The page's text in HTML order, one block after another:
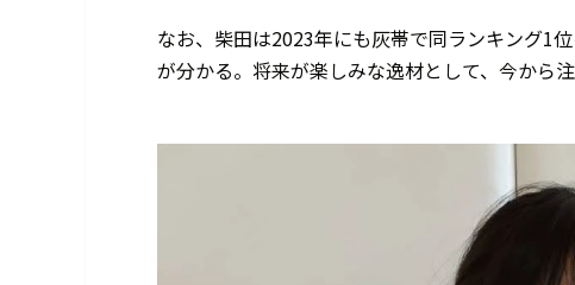
なお、柴田は2023年にも灰帯で同ランキング1
が分かる。将来が楽しみな逸材として、今から